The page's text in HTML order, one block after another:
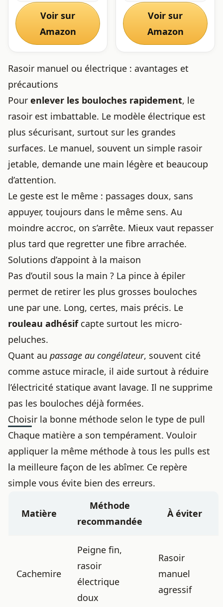
Rapide Rasoir Anti
Peluche Vetement
Appareil Anti Bouloche
pour Vetement, Laine,
Pulls, Tapis
Voir sur
Amazon
avec 3 Vitesses - pour
Tissu, Meubles,
vêtementsVoir sur
Amazon
Rasoir manuel ou électrique : avantages et
précautions
Pour enlever les bouloches rapidement, le
rasoir est imbattable. Le modèle électrique est
plus sécurisant, surtout sur les grandes
surfaces. Le manuel, souvent un simple rasoir
jetable, demande une main légère et beaucoup
d’attention.
Le geste est le même : passages doux, sans
appuyer, toujours dans le même sens. Au
moindre accroc, on s’arrête. Mieux vaut repasser
plus tard que regretter une fibre arrachée.
Solutions d’appoint à la maison
Pas d’outil sous la main ? La pince à épiler
permet de retirer les plus grosses bouloches
une par une. Long, certes, mais précis. Le
rouleau adhésifcapte surtout les micro-
peluches.
Quant au passage au congélateur, souvent cité
comme astuce miracle, il aide surtout à réduire
l’électricité statique avant lavage. Il ne supprime
pas les bouloches déjà formées.
Choisir la bonne méthode selon le type de pull
Chaque matière a son tempérament. Vouloir
appliquer la même méthode à tous les pulls est
la meilleure façon de les abîmer. Ce repère
simple vous évite bien des erreurs.
Matière
Méthode
recommandée
À éviter
Cachemire
Peigne fin,
rasoir
électrique
doux
Rasoir
manuel
agressif